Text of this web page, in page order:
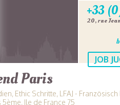
+33
20, rue
JOB
Paris
Ethic Schritte, LFAJ -
5ème, Ile de France 75